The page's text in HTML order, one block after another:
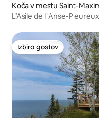
Koča v mestu Saint-
L’Asile de l 'Anse-Pleureux
Izbira gostov
Izbira gostov